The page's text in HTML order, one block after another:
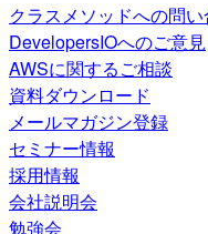
クラスメソッドへの問
DevelopersIOへのご意見
AWSに関するご相談
資料ダウンロード
メールマガジン登録
セミナー情報
採用情報
会社説明会
勉強会